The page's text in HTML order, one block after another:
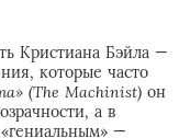
Кристиана Бэйла —
которые часто
(The Machinist) он
а в
—